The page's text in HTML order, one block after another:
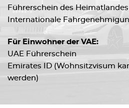
Führerschein des Heimatlandes
Internationale
Für Einwohner der VAE:
UAE Führerschein
Emirates ID (Wohnsitzvisum
werden)